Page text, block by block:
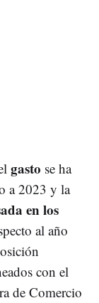
gasto se ha
a 2023 y la
en los
al año
con el
de Comercio